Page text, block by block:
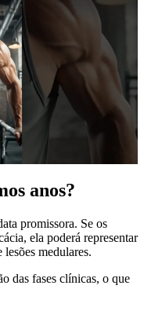
anos?
promissora. Se os
ela poderá representar
medulares.
das fases clínicas, o que